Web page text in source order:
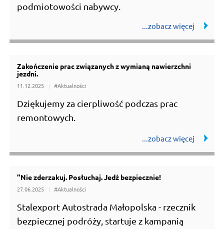
podmiotowości nabywcy.
Zakończenie prac związanych z wymianą nawierzchni
jezdni.
11.12.2025 #Aktualności
Dziękujemy za cierpliwość podczas prac
remontowych.
"Nie zderzakuj. Posłuchaj. Jedź bezpiecznie!
27.06.2025 #Aktualności
Stalexport Autostrada Małopolska - rzecznik
bezpiecznej podróży, startuje z kampanią